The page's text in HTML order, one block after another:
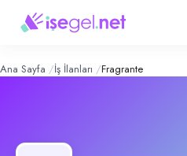
– Şirket
Konum:
Fragrante, İstanbul'da dondurma
Dondurmacı Tezgahtar (Bayan)
Ana Sayfa İş İlanları Fragrante